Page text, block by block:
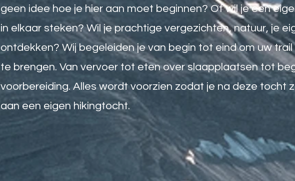
geen idee hoe je hier aan moet beginnen? Of wil je een
in elkaar steken? Wil je prachtige vergezichten, natuur, je
ontdekken? Wij begeleiden je van begin tot eind om uw
te brengen. Van vervoer tot eten over slaapplaatsen tot
voorbereiding. Alles wordt voorzien zodat je na deze tocht
aan een eigen hikingtocht.